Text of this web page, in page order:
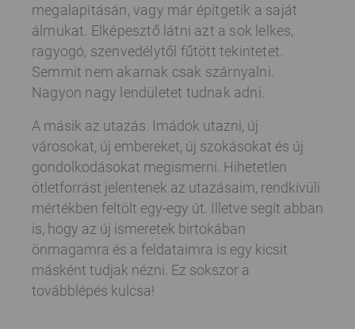
megalapításán, vagy már építgetik a saját
álmukat. Elképesztő látni azt a sok lelkes,
ragyogó, szenvedélytől fűtött tekintetet.
Semmit nem akarnak csak szárnyalni.
Nagyon nagy lendületet tudnak adni.
A másik az utazás. Imádok utazni, új
városokat, új embereket, új szokásokat és új
gondolkodásokat megismerni. Hihetetlen
ötletforrást jelentenek az utazásaim, rendkívüli
mértékben feltölt egy-egy út. Illetve segít abban
is, hogy az új ismeretek birtokában
önmagamra és a feldataimra is egy kicsit
másként tudjak nézni. Ez sokszor a
továbblépés kulcsa!